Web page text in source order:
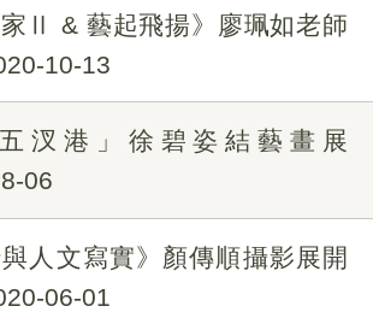
家Ⅱ & 藝起飛揚》廖珮如老師
10-13
汊港」徐碧姿結藝畫展
06
與人文寫實》顏傳順攝影展開
06-01